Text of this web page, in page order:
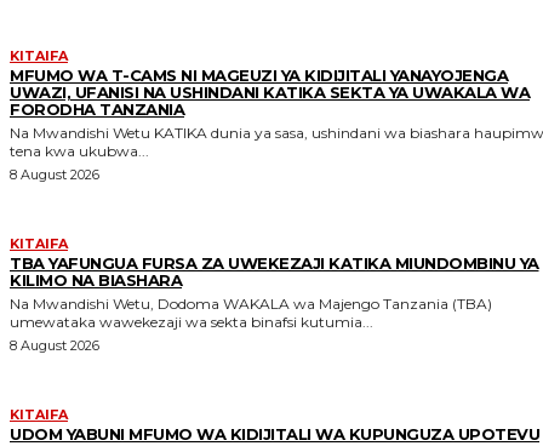
KITAIFA
MFUMO WA T-CAMS NI MAGEUZI YA KIDIJITALI YANAYOJENGA
UWAZI, UFANISI NA USHINDANI KATIKA SEKTA YA UWAKALA WA
FORODHA TANZANIA
Na Mwandishi Wetu KATIKA dunia ya sasa, ushindani wa biashara haupimwi
tena kwa ukubwa...
8 August 2026
KITAIFA
TBA YAFUNGUA FURSA ZA UWEKEZAJI KATIKA MIUNDOMBINU YA
KILIMO NA BIASHARA
Na Mwandishi Wetu, Dodoma WAKALA wa Majengo Tanzania (TBA)
umewataka wawekezaji wa sekta binafsi kutumia...
8 August 2026
KITAIFA
UDOM YABUNI MFUMO WA KIDIJITALI WA KUPUNGUZA UPOTEVU